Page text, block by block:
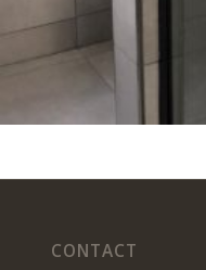
CONTACT